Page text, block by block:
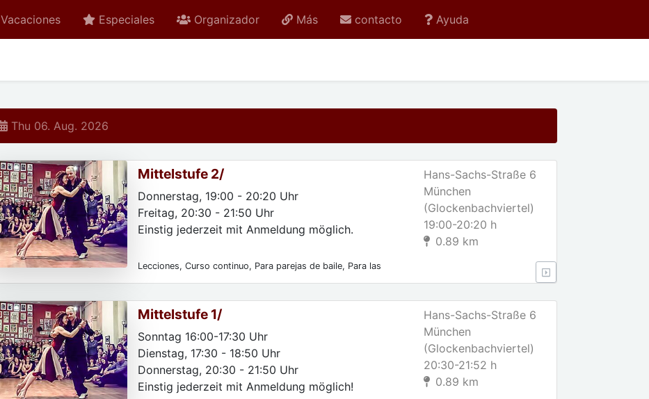
Vacaciones Especiales Organizador Más contacto Ayuda
Thu 06. Aug. 2026
Mittelstufe 2/
Donnerstag, 19:00 - 20:20 Uhr
Freitag, 20:30 - 21:50 Uhr
Einstig jederzeit mit Anmeldung möglich.
Lecciones, Curso continuo, Para parejas de baile, Para las
Hans-Sachs-Straße 6
München
(Glockenbachviertel)
19:00-20:20 h
0.89 km
Mittelstufe 1/
Sonntag 16:00-17:30 Uhr
Dienstag, 17:30 - 18:50 Uhr
Donnerstag, 20:30 - 21:50 Uhr
Einstig jederzeit mit Anmeldung möglich!
Hans-Sachs-Straße 6
München
(Glockenbachviertel)
20:30-21:52 h
0.89 km